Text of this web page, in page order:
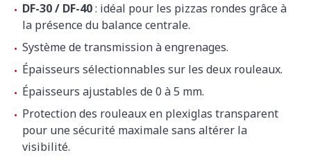
DF-30 / DF-40: idéal pour les pizzas rondes grâce à
la présence du balance centrale.
Système de transmission à engrenages.
Épaisseurs sélectionnables sur les deux rouleaux.
Épaisseurs ajustables de 0 à 5 mm.
Protection des rouleaux en plexiglas transparent
pour une sécurité maximale sans altérer la
visibilité.